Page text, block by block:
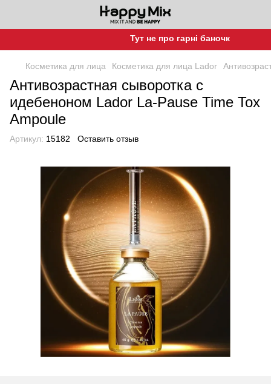
Тут не про гарні баночки, а про
Косметика для лица Косметика для лица Lador
Антивозрастная сыворотка с
идебеноном Lador La-Pause Time Tox
Ampoule
Артикул: 15182 Оставить отзыв